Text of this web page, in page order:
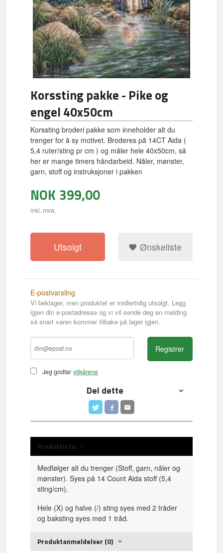
Korssting pakke - Pike og
engel 40x50cm
Korssting broderi pakke som inneholder alt du
trenger for å sy motivet. Broderes på 14CT Aida (
5,4 ruter/sting pr cm ) og måler hele 40x50cm, så
her er mange timers håndarbeid. Nåler, mønster,
garn, stoff og instruksjoner i pakken
NOK 399,00
inkl. mva.
Utsolgt Ønskeliste
E-postvarsling
Vi beklager, men produktet er midlertidig utsolgt. Legg
igjen din e-postadresse og vi vil sende deg en melding
så snart varen kommer tilbake på lager igjen.
Jeg godtar vilkårene
Registrer
Del dette
Produktinfo
Medfølger alt du trenger (Stoff, garn, nåler og
mønster). Syes på 14 Count Aida stoff (5,4
sting/cm).
Hele (X) og halve (/) sting syes med 2 tråder
og baksting syes med 1 tråd.
Produktanmeldelser (0)